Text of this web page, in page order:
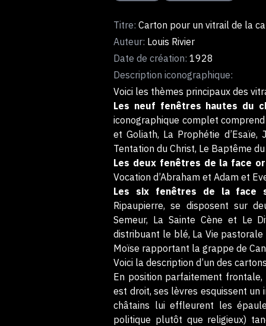
Titre: Carton pour un vitrail de la
Auteur: Louis Rivier
Date de création: 1928
Description iconographique:
Voici les thèmes principaux des
Les neuf fenêtres hautes du
iconographique complet
et Goliath, La Prophétie d’Esaïe,
Tentation du Christ, Le Baptême
Les deux fenêtres de la face
Vocation d’Abraham et Adam et
Les six fenêtres de la face
Ripaupierre, se disposent sur
Semeur, La Sainte Cène et Le
distribuant le blé, La Vie
Moïse rapportant la grappe de
Voici la description d’un des
En position parfaitement frontale,
est droit, ses lèvres esquissent
châtains lui effleurent les
politique plutôt que religieux)